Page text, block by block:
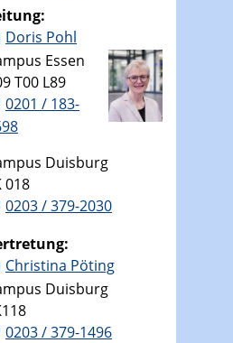
Doris Pohl
Essen
T00 L89
0201 / 183-
Duisburg
018
0203 / 379-2030
Christina Pöting
Duisburg
0203 / 379-1496